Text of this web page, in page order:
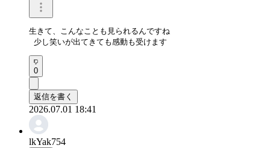
生きて、こんなことも見られるんですね
少し笑いが出てきても感動も受けます
0
返信を書く
2026.07.01 18:41
lkYak754